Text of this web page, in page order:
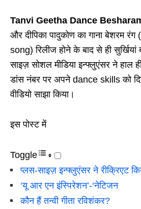
Tanvi Geetha Dance
और दीपिका पादुकोण का गाना बेशरम
song) रिलीज होने के बाद से ही
साइज़ सोशल मीडिया इन्फ्लुएंसर ने हाल
डांस नंबर पर अपने dance skills को
वीडियो साझा किया।
इस पोस्ट में
Toggle
प्लस-साइज़ इन्फ्लुएंसर ने रीक्रिएट
‘यू आर एन इंस्पिरेशन’-‘नेटिजन
कौन हैं तन्वी गीता रविशंकर?